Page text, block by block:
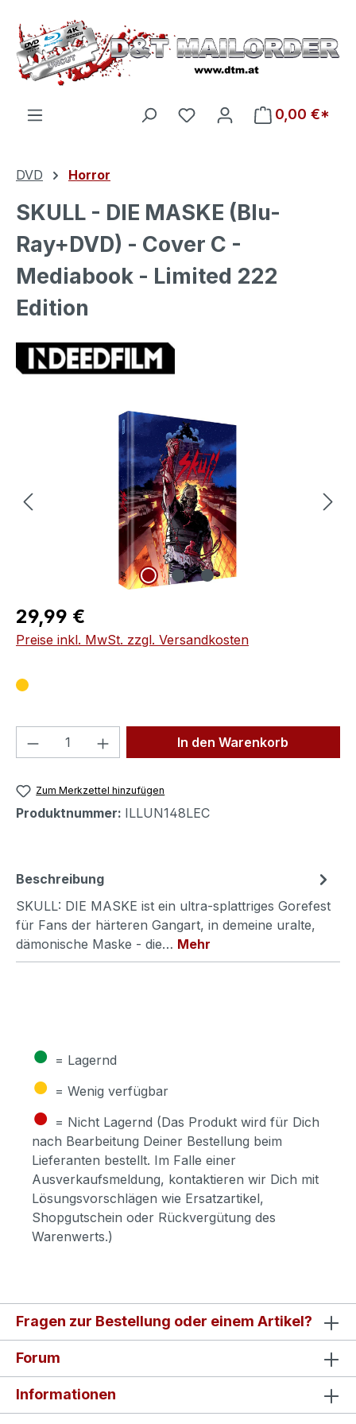
Zum Hauptinhalt springen
Du hast 0 Produkte auf
0,00 €*
DVD Horror
SKULL - DIE MASKE (Blu-
Ray+DVD) - Cover C -
Mediabook - Limited 222
Edition
Bildergalerie überspringen
Regulärer Preis:
29,99 €
Preise inkl. MwSt. zzgl. Versandkosten
Produkt Anzahl: Gib denIn den Warenkorb
Zum Merkzettel hinzufügen
Produktnummer: ILLUN148LEC
Beschreibung
SKULL: DIE MASKE ist ein ultra-splattriges Gorefest
für Fans der härteren Gangart, in demeine uralte,
dämonische Maske - die… Mehr
● = Lagernd
● = Wenig verfügbar
● = Nicht Lagernd (Das Produkt wird für Dich
nach Bearbeitung Deiner Bestellung beim
Lieferanten bestellt. Im Falle einer
Ausverkaufsmeldung, kontaktieren wir Dich mit
Lösungsvorschlägen wie Ersatzartikel,
Shopgutschein oder Rückvergütung des
Warenwerts.)
Fragen zur Bestellung oder einem Artikel?
Forum
Informationen